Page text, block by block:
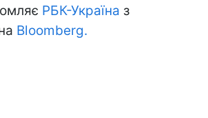
РБК-Україна з
Bloomberg.